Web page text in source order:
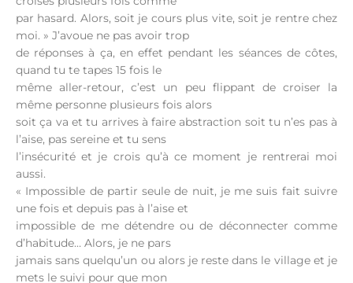
par hasard. Alors, soit je cours plus vite, soit je rentre chez
moi. » J’avoue ne pas avoir trop
de réponses à ça, en effet pendant les séances de côtes,
quand tu te tapes 15 fois le
même aller-retour, c’est un peu flippant de croiser la
même personne plusieurs fois alors
soit ça va et tu arrives à faire abstraction soit tu n’es pas à
l’aise, pas sereine et tu sens
l’insécurité et je crois qu’à ce moment je rentrerai moi
aussi.
« Impossible de partir seule de nuit, je me suis fait suivre
une fois et depuis pas à l’aise et
impossible de me détendre ou de déconnecter comme
d’habitude… Alors, je ne pars
jamais sans quelqu’un ou alors je reste dans le village et je
mets le suivi pour que mon